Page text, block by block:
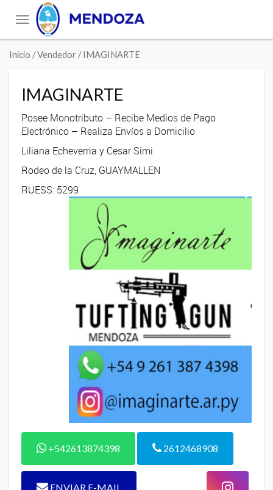
Toggle
navigation
Inicio / Vendedor / IMAGINARTE
IMAGINARTE
Posee Monotributo – Recibe Medios de Pago
Electrónico – Realiza Envíos a Domicilio
Liliana Echeverria y Cesar Simi
Rodeo de la Cruz, GUAYMALLEN
RUESS: 5299
+542613874398 2612468908
ENVIAR E-MAIL